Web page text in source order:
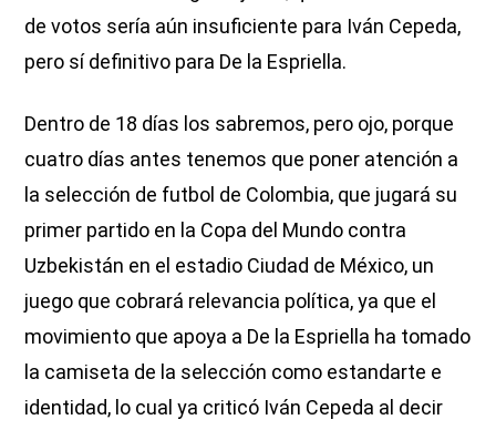
de votos sería aún insuficiente para Iván Cepeda,
pero sí definitivo para De la Espriella.
Dentro de 18 días los sabremos, pero ojo, porque
cuatro días antes tenemos que poner atención a
la selección de futbol de Colombia, que jugará su
primer partido en la Copa del Mundo contra
Uzbekistán en el estadio Ciudad de México, un
juego que cobrará relevancia política, ya que el
movimiento que apoya a De la Espriella ha tomado
la camiseta de la selección como estandarte e
identidad, lo cual ya criticó Iván Cepeda al decir